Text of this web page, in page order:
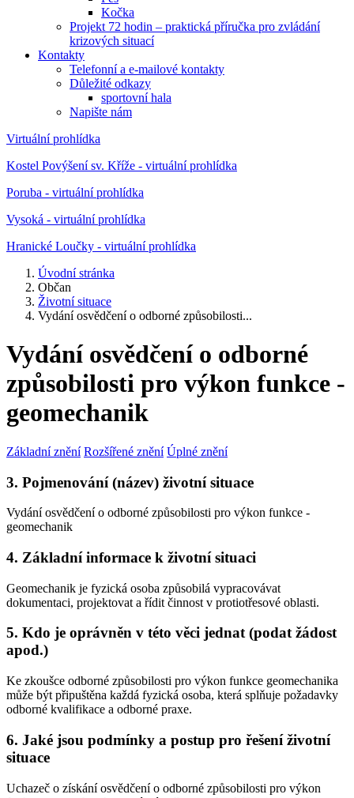
Kočka
Projekt 72 hodin – praktická příručka pro zvládání
krizových situací
Kontakty
Telefonní a e-mailové kontakty
Důležité odkazy
sportovní hala
Napište nám
Virtuální prohlídka
Kostel Povýšení sv. Kříže - virtuální prohlídka
Poruba - virtuální prohlídka
Vysoká - virtuální prohlídka
Hranické Loučky - virtuální prohlídka
Úvodní stránka
Občan
Životní situace
Vydání osvědčení o odborné způsobilosti...
Vydání osvědčení o odborné
způsobilosti pro výkon funkce -
geomechanik
Základní znění Rozšířené znění Úplné znění
3. Pojmenování (název) životní situace
Vydání osvědčení o odborné způsobilosti pro výkon funkce -
geomechanik
4. Základní informace k životní situaci
Geomechanik je fyzická osoba způsobilá vypracovávat
dokumentaci, projektovat a řídit činnost v protiotřesové oblasti.
5. Kdo je oprávněn v této věci jednat (podat žádost
apod.)
Ke zkoušce odborné způsobilosti pro výkon funkce geomechanika
může být připuštěna každá fyzická osoba, která splňuje požadavky
odborné kvalifikace a odborné praxe.
6. Jaké jsou podmínky a postup pro řešení životní
situace
Uchazeč o získání osvědčení o odborné způsobilosti pro výkon